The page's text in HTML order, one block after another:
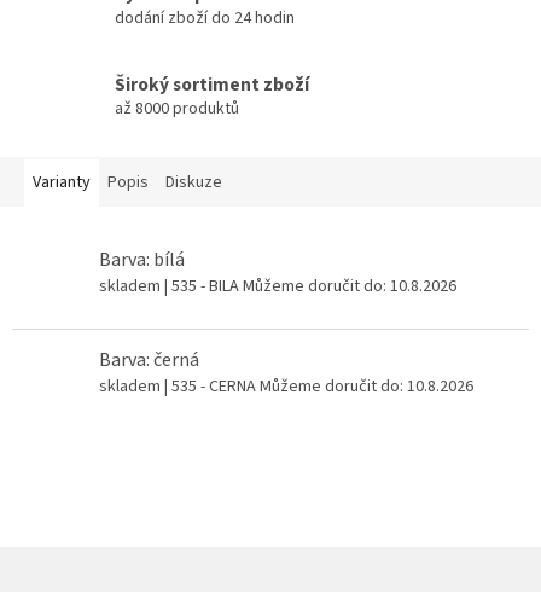
dodání zboží do 24 hodin
Široký sortiment zboží
až 8000 produktů
Varianty Popis Diskuze
Barva: bílá
skladem | 535 - BILAMůžeme doručit do: 10.8.2026
Barva: černá
skladem | 535 - CERNAMůžeme doručit do: 10.8.2026